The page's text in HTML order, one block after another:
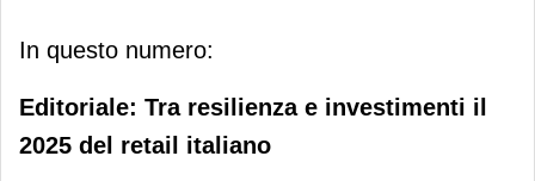
In questo numero:
Editoriale: Tra resilienza e investimenti il
2025 del retail italiano